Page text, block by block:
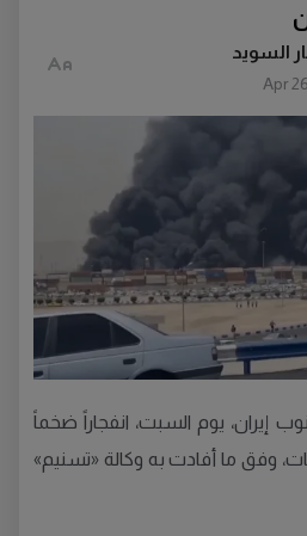
السويد
Apr
إيران، يوم السبت، انفجاراً ضخماً
وفق ما أفادت به وكالة «تسنيم»